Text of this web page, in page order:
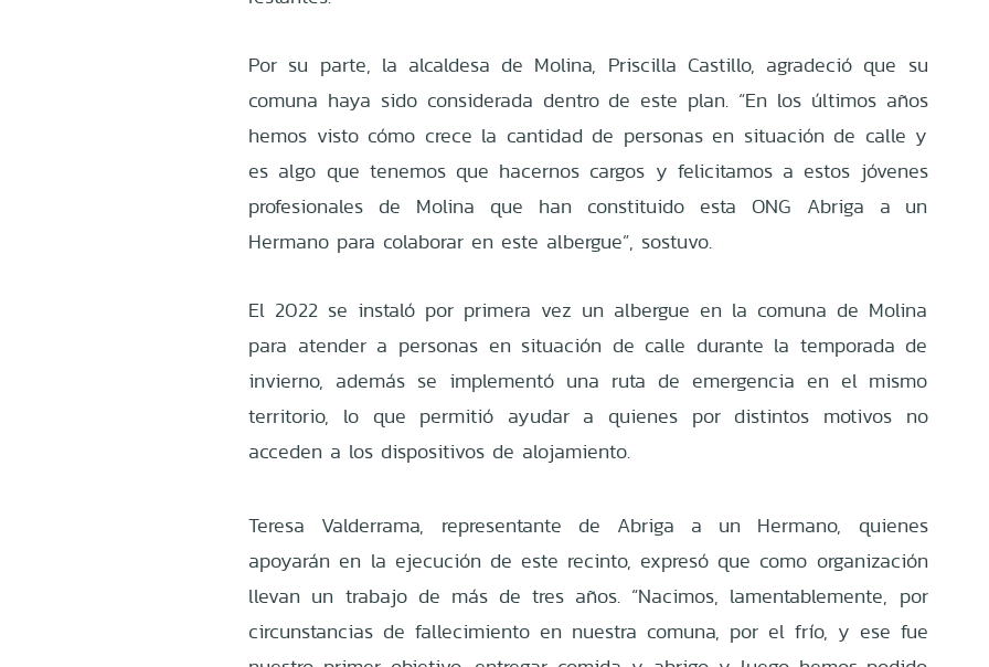
Por su parte, la alcaldesa de Molina, Priscilla Castillo, agradeció que su
comuna haya sido considerada dentro de este plan. “En los últimos años
hemos visto cómo crece la cantidad de personas en situación de calle y
es algo que tenemos que hacernos cargos y felicitamos a estos jóvenes
profesionales de Molina que han constituido esta ONG Abriga a un
Hermano para colaborar en este albergue”, sostuvo.
El 2022 se instaló por primera vez un albergue en la comuna de Molina
para atender a personas en situación de calle durante la temporada de
invierno, además se implementó una ruta de emergencia en el mismo
territorio, lo que permitió ayudar a quienes por distintos motivos no
acceden a los dispositivos de alojamiento.
Teresa Valderrama, representante de Abriga a un Hermano, quienes
apoyarán en la ejecución de este recinto, expresó que como organización
llevan un trabajo de más de tres años. “Nacimos, lamentablemente, por
circunstancias de fallecimiento en nuestra comuna, por el frío, y ese fue